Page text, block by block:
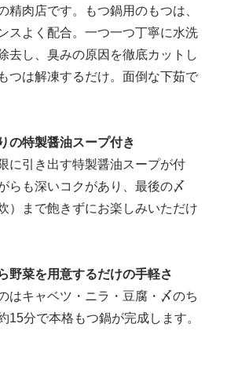
精肉店です。もつ鍋用のもつは、
スよく配合。一つ一つ丁寧に水洗
去し、臭みの原因を徹底カットし
つは解凍するだけ。面倒な下茹で
の特製醤油スープ付き
に引き出す特製醤油スープが付
らも深いコクがあり、最後の〆
）まで飽きずにお楽しみいただけ
野菜を用意するだけの手軽さ
はキャベツ・ニラ・豆腐・〆のち
15分で本格もつ鍋が完成します。